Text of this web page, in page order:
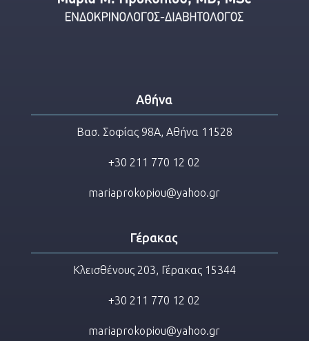
Αθήνα
Βασ. Σοφίας 98Α, Αθήνα 11528
+30 211 770 12 02
mariaprokopiou@yahoo.gr
Γέρακας
Κλεισθένους 203, Γέρακας 15344
+30 211 770 12 02
mariaprokopiou@yahoo.gr